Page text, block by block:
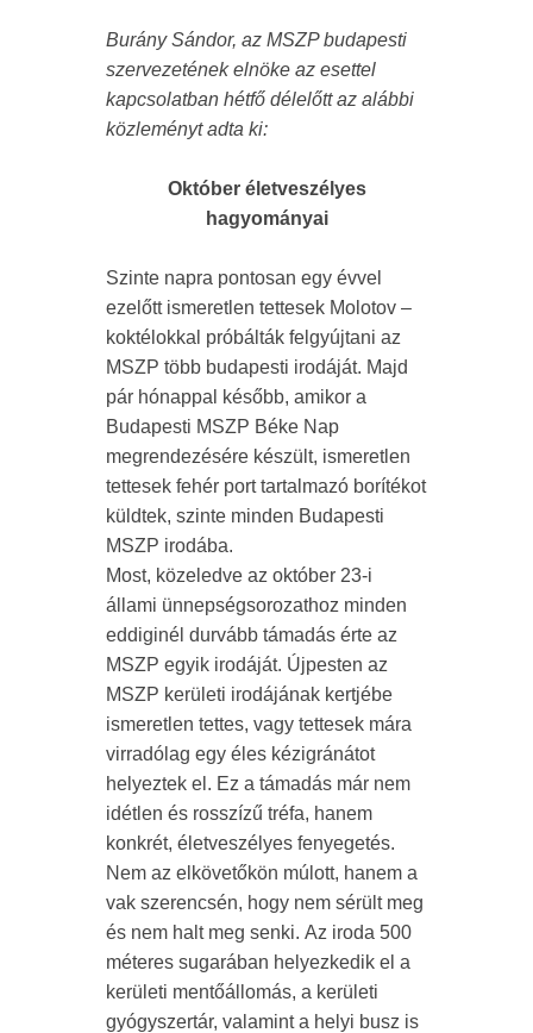
Burány Sándor, az MSZP budapesti
szervezetének elnöke az esettel
kapcsolatban hétfő délelőtt az alábbi
közleményt adta ki:
Október életveszélyes
hagyományai
Szinte napra pontosan egy évvel
ezelőtt ismeretlen tettesek Molotov –
koktélokkal próbálták felgyújtani az
MSZP több budapesti irodáját. Majd
pár hónappal később, amikor a
Budapesti MSZP Béke Nap
megrendezésére készült, ismeretlen
tettesek fehér port tartalmazó borítékot
küldtek, szinte minden Budapesti
MSZP irodába.
Most, közeledve az október 23-i
állami ünnepségsorozathoz minden
eddiginél durvább támadás érte az
MSZP egyik irodáját. Újpesten az
MSZP kerületi irodájának kertjébe
ismeretlen tettes, vagy tettesek mára
virradólag egy éles kézigránátot
helyeztek el. Ez a támadás már nem
idétlen és rosszízű tréfa, hanem
konkrét, életveszélyes fenyegetés.
Nem az elkövetőkön múlott, hanem a
vak szerencsén, hogy nem sérült meg
és nem halt meg senki. Az iroda 500
méteres sugarában helyezkedik el a
kerületi mentőállomás, a kerületi
gyógyszertár, valamint a helyi busz is